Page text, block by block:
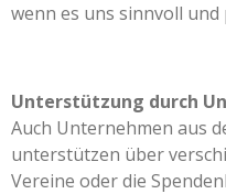
wenn es uns sinnvoll
Unterstützung durch
Auch Unternehmen aus
unterstützen über
Vereine oder die